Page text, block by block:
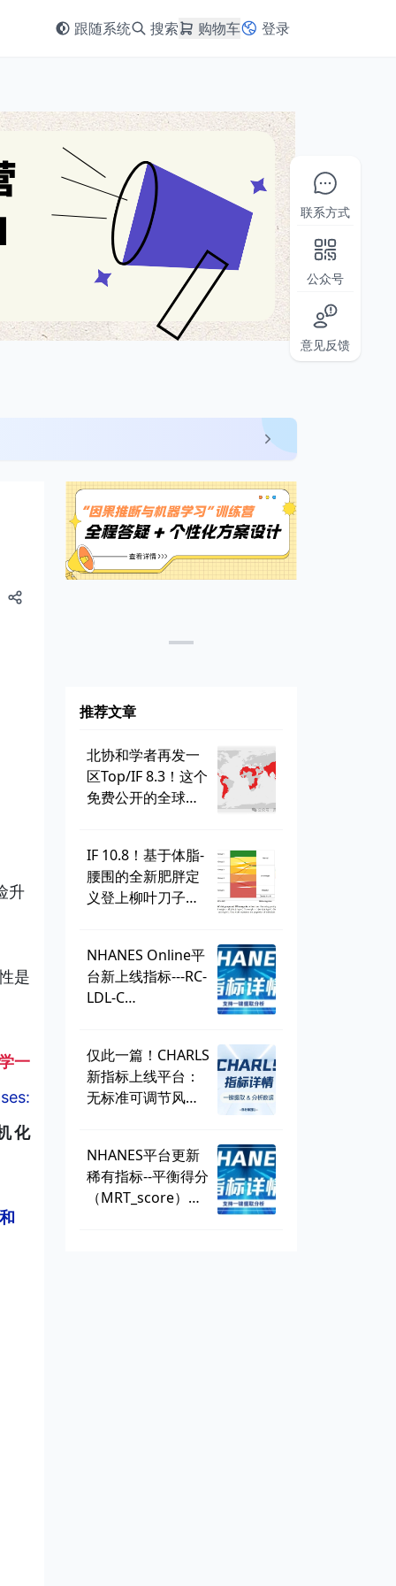
跟随系统 搜索 购物车 登录
联系方式
公众号
意见反馈
升
是
一
化
推荐文章
北协和学者再发一
区Top/IF 8.3！这个
免费公开的全球学
IF 10.8！基于体脂-
腰围的全新肥胖定
义登上柳叶刀子
总
NHANES Online平
台新上线指标---RC-
LDL-C
仅此一篇！CHARLS
新指标上线平台：
无标准可调节风险
NHANES平台更新
稀有指标--平衡得分
（MRT_score），